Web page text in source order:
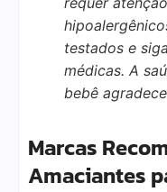
testados e
médicas. A
bebê
Marcas
Amaciantes